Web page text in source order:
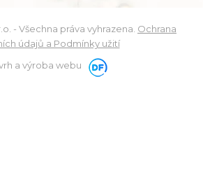
- Všechna práva vyhrazena. Ochrana
údajů a Podmínky užití
a výroba webu